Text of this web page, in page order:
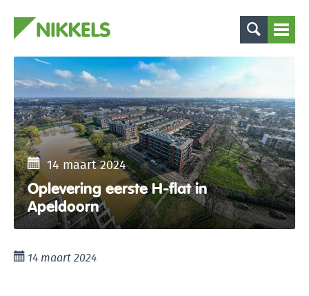
14 maart 2024
Oplevering eerste H-flat in
Apeldoorn
14 maart 2024